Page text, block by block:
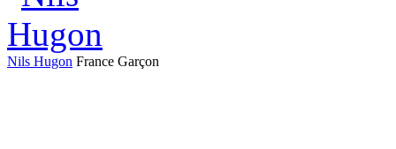
Nils Hugon France Garçon